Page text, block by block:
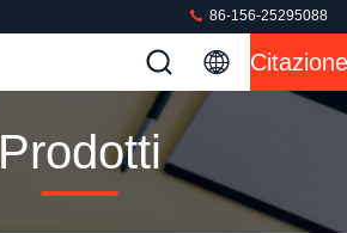
86-156-25295088
Citazione
Prodotti